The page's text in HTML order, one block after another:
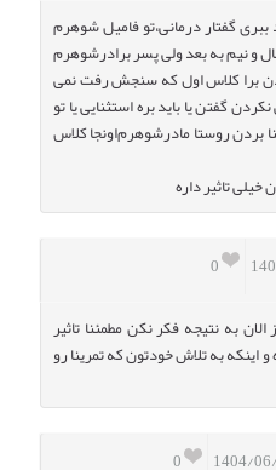
گفتار درمانی،تو فامیل شوهرم
ها دیر به حرف میان مثلا از ۲سال و نیم به بعد ولی پسر برادرشوهرم
برا کلاس اول که سنجش رفت نمی
گفتن یا باید بره استثنایی یا تو
بردن روستا مادرشوهرم‌اونجا کلاس
تاثیر داره
0
به نتیجه فکر نکن مطمئنا تاثیر
به تلاش خودتون که تمرینا رو
0